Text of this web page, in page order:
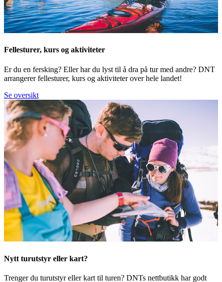
Fellesturer, kurs og aktiviteter
Er du en fersking? Eller har du lyst til å dra på tur med andre? DNT
arrangerer fellesturer, kurs og aktiviteter over hele landet!
Se oversikt
Nytt turutstyr eller kart?
Trenger du turutstyr eller kart til turen? DNTs nettbutikk har godt